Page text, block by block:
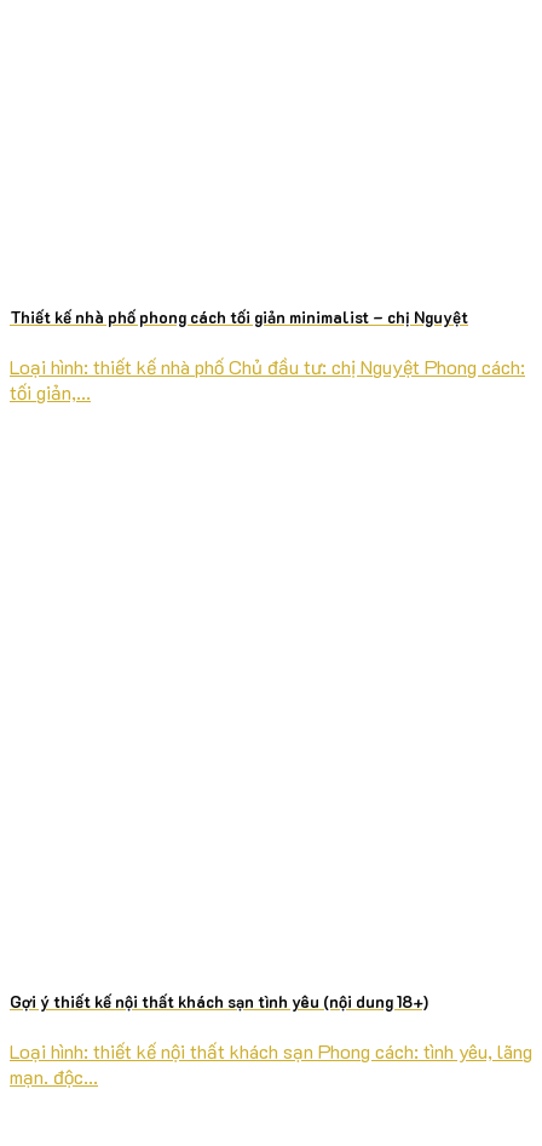
Thiết kế nhà phố phong cách tối giản minimalist – chị Nguyệt
Loại hình: thiết kế nhà phố Chủ đầu tư: chị Nguyệt Phong cách:
tối giản,...
Gợi ý thiết kế nội thất khách sạn tình yêu (nội dung 18+)
Loại hình: thiết kế nội thất khách sạn Phong cách: tình yêu, lãng
mạn. độc...